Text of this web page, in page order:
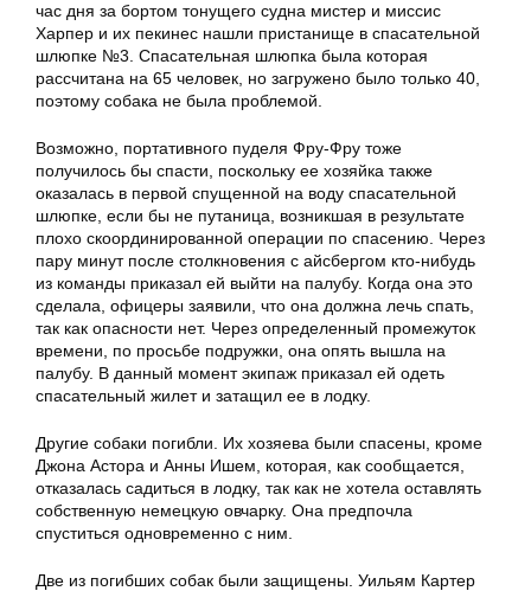
час дня за бортом тонущего судна мистер и миссис
Харпер и их пекинес нашли пристанище в спасательной
шлюпке №3. Спасательная шлюпка была которая
рассчитана на 65 человек, но загружено было только 40,
поэтому собака не была проблемой.
Возможно, портативного пуделя Фру-Фру тоже
получилось бы спасти, поскольку ее хозяйка также
оказалась в первой спущенной на воду спасательной
шлюпке, если бы не путаница, возникшая в результате
плохо скоординированной операции по спасению. Через
пару минут после столкновения с айсбергом кто-нибудь
из команды приказал ей выйти на палубу. Когда она это
сделала, офицеры заявили, что она должна лечь спать,
так как опасности нет. Через определенный промежуток
времени, по просьбе подружки, она опять вышла на
палубу. В данный момент экипаж приказал ей одеть
спасательный жилет и затащил ее в лодку.
Другие собаки погибли. Их хозяева были спасены, кроме
Джона Астора и Анны Ишем, которая, как сообщается,
отказалась садиться в лодку, так как не хотела оставлять
собственную немецкую овчарку. Она предпочла
спуститься одновременно с ним.
Две из погибших собак были защищены. Уильям Картер